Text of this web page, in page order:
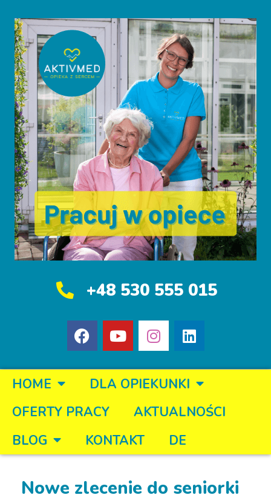
+48 530 555 015
HOME
DLA OPIEKUNKI
OFERTY PRACY
AKTUALNOŚCI
BLOG
KONTAKT DE
Nowe zlecenie do seniorki